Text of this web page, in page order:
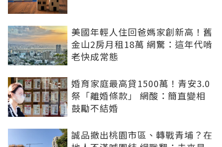
美國年輕人住回爸媽家創新高！舊
金山2房月租18萬 網驚：這年代啃
老快成常態
婚育家庭最高貸1500萬！青安3.0
祭「離婚條款」 網酸：簡直變相
鼓勵不結婚
誠品撤出桃園市區、轉戰青埔？在